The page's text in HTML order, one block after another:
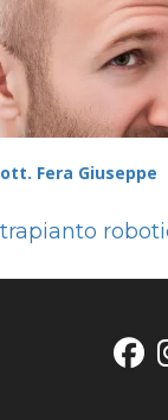
Fera Giuseppe